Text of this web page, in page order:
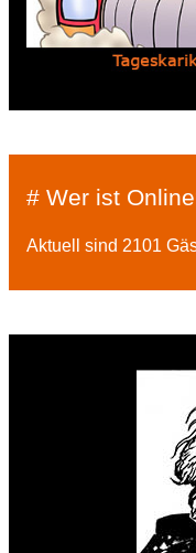
# Wer ist
Aktuell sind 2101